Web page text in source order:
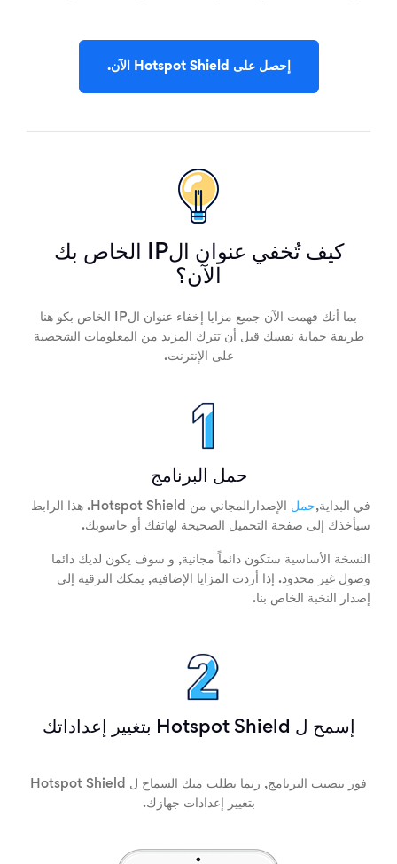
إحصل على Hotspot Shield الآن.
كيف تُخفي عنوان الIP الخاص بك
الآن؟
بما أنك فهمت الآن جميع مزايا إخفاء عنوان الIP الخاص بكو هنا
طريقة حماية نفسك قبل أن تترك المزيد من المعلومات الشخصية
على الإنترنت.
حمل البرنامج
في البداية,حمل
الإصدارالمجاني من Hotspot Shield. هذا الرابط
سيأخذك إلى صفحة التحميل الصحيحة لهاتفك أو حاسوبك.
النسخة الأساسية ستكون دائماً مجانية, و سوف يكون لديك دائما
وصول غير محدود. إذا أردت المزايا الإضافية, يمكك الترقية إلى
إصدار النخبة الخاص بنا.
إسمح ل Hotspot Shield بتغيير إعداداتك
فور تنصيب البرنامج, ربما يطلب منك السماح ل Hotspot Shield
بتغيير إعدادات جهازك.